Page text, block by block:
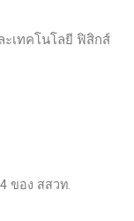
ะเทคโนโลยี ฟิสิกส์
ของ สสวท.